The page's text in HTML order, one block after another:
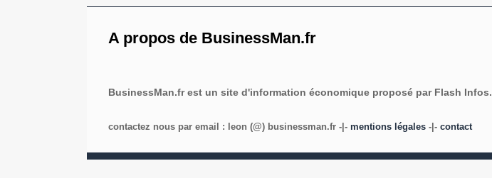
A propos de BusinessMan.fr
BusinessMan.fr est un site d'information économique proposé par Flash Infos.
contactez nous par email : leon (@) businessman.fr -|- mentions légales -|- contact